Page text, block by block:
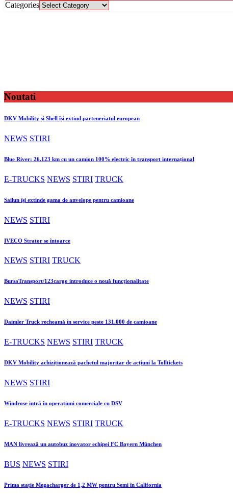
Categories
Noutati
DKV Mobility și Shell își extind parteneriatul european
NEWS STIRI
Blue River: 26.123 km cu un camion 100% electric în transport internațional
E-TRUCKS NEWS STIRI TRUCK
Sailun își extinde gama de anvelope pentru camioane
NEWS STIRI
IVECO Strator se întoarce
NEWS STIRI TRUCK
BursaTransport/123cargo introduce o nouă funcționalitate
NEWS STIRI
Daimler Truck recheamă în service peste 131.000 de camioane
E-TRUCKS NEWS STIRI TRUCK
DKV Mobility achiziționează pachetul majoritar de acțiuni la Tolltickets
NEWS STIRI
Windrose intră în operațiuni comerciale cu DSV
E-TRUCKS NEWS STIRI TRUCK
MAN livrează un autobuz inovator echipei FC Bayern München
BUS NEWS STIRI
Prima stație Megacharger de 1,2 MW pentru Semi în California